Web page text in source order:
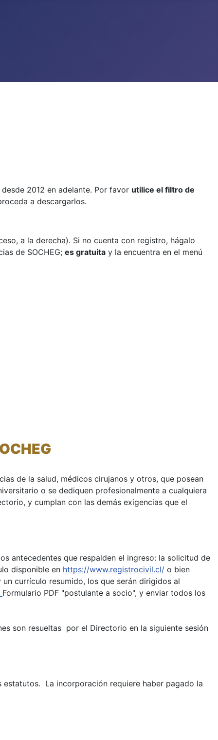
2012 en adelante. Por favor utilice el filtro de
a descargarlos.
a la derecha). Si no cuenta con registro, hágalo
de SOCHEG; es gratuita y la encuentra en el menú
de la salud, médicos cirujanos y otros, que posean
o se dediquen profesionalmente a cualquiera
y cumplan con las demás exigencias que el
antecedentes que respalden el ingreso: la solicitud de
disponible en https://www.registrocivil.cl/ o bien
un currículo resumido, los que serán dirigidos al
Formulario PDF "postulante a socio", y enviar todos los
son resueltas por el Directorio en la siguiente sesión
La incorporación requiere haber pagado la